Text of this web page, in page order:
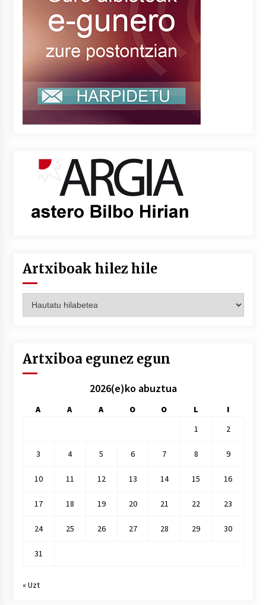
Artxiboak hilez hile
hilez
Artxiboa egunez egun
2026(e)ko abuztua
A A A O O L
I
1
2
3 4 5 6 7 8 9
10 11 12 13 14 15 16
17 18 19 20 21 22 23
24 25 26 27 28 29 30
31
« Uzt